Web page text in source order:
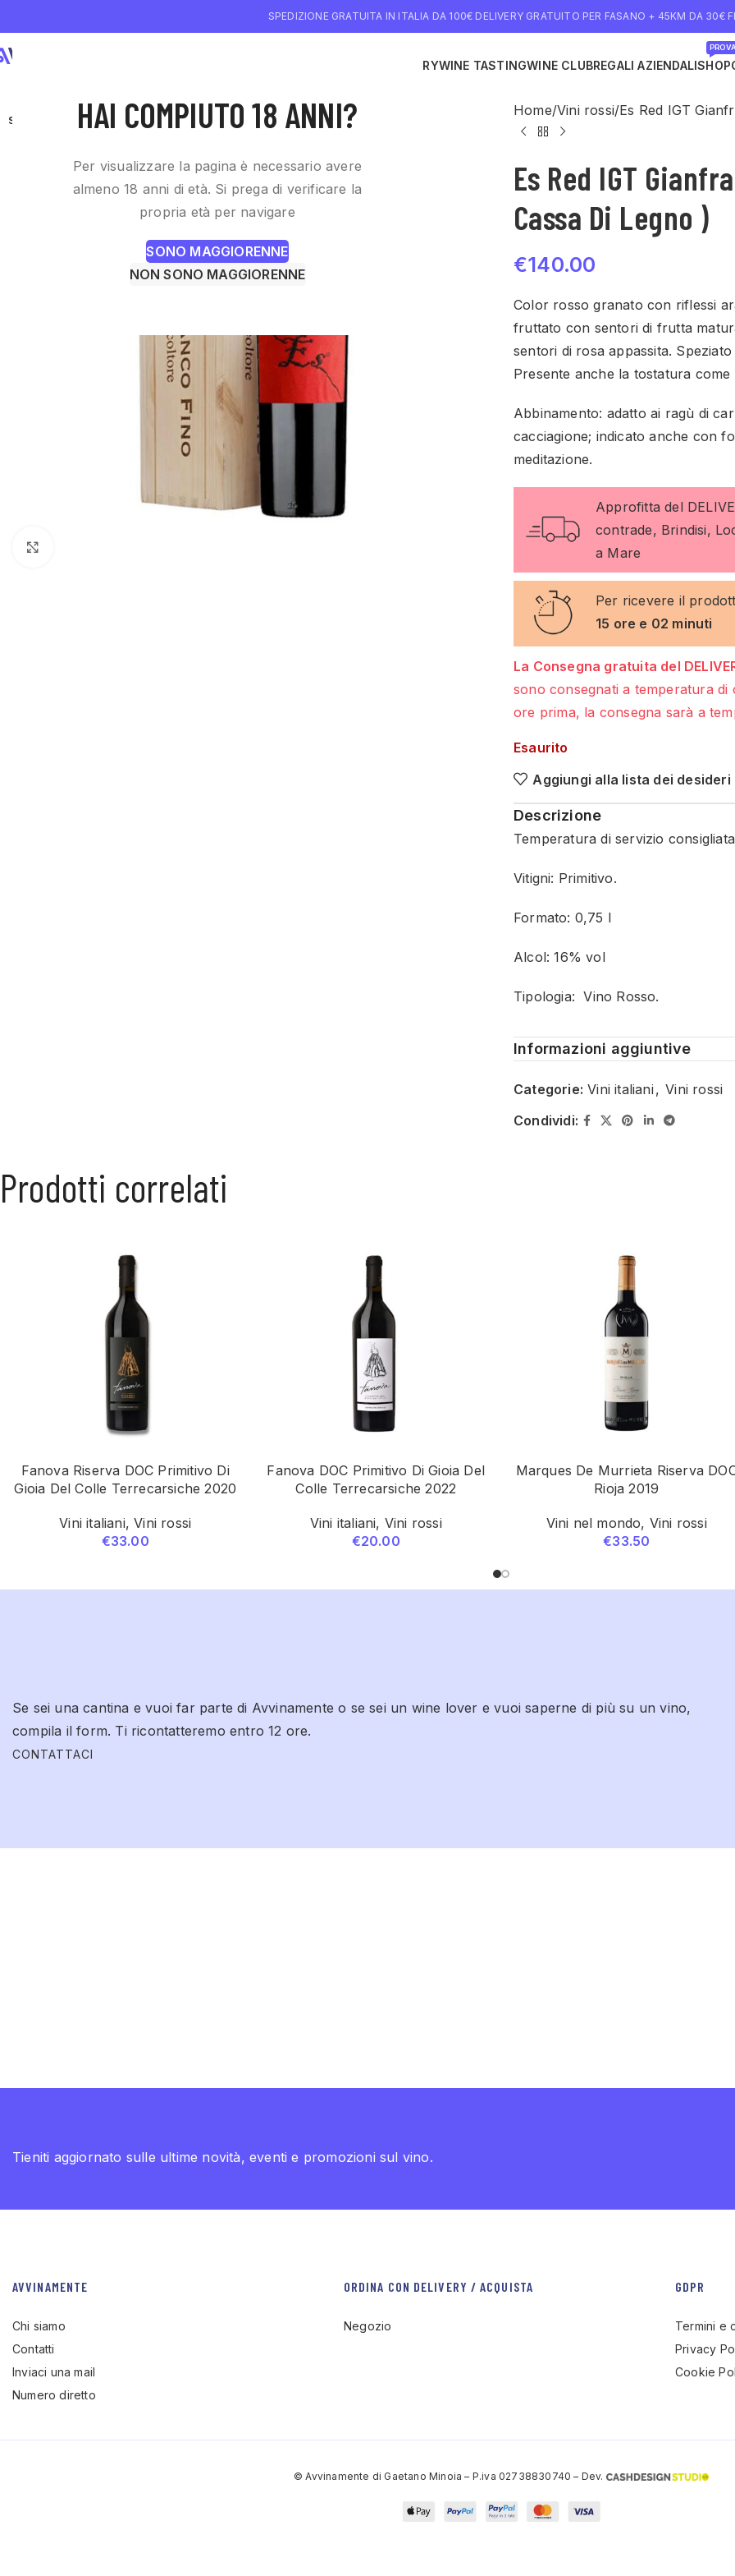
HAI COMPIUTO 18 ANNI?
Per visualizzare la pagina è necessario avere
almeno 18 anni di età. Si prega di verificare la
propria età per navigare
SONO MAGGIORENNE
NON SONO MAGGIORENNE
SPEDIZIONE GRATUITA IN ITALIA DA 100€ DELIVERY GRATUITO PER FASANO + 45KM DA 30€
WINE DELIVERYWINE TASTINGWINE CLUBREGALI AZIENDALISHOP
SOLD OUT
Home Vini rossi Es Red IGT
Es Red IGT
Cassa Di Legno )
€140.00
Color rosso granato con riflessi
fruttato con sentori di frutta
sentori di rosa appassita.
Presente anche la tostatura
Abbinamento: adatto ai ragù di
cacciagione; indicato anche con
meditazione.
Approfitta del
contrade, Brindisi,
a Mare
Per ricevere il
15 ore e 02 minuti
La Consegna gratuita del
sono consegnati a temperatura
ore prima, la consegna sarà a
Esaurito
Aggiungi alla lista dei desideri
Descrizione
Temperatura di servizio
Vitigni: Primitivo.
Formato: 0,75 l
Alcol: 16% vol
Tipologia: Vino Rosso.
Informazioni aggiuntive
Categorie: Vini italiani , Vini rossi
Condividi:
Prodotti correlati
Fanova Riserva DOC Primitivo Di
Gioia Del Colle Terrecarsiche 2020
Vini italiani,Vini rossi
€33.00
Fanova DOC Primitivo Di Gioia Del
Colle Terrecarsiche 2022
Vini italiani, Vini rossi
€20.00
Marques De Murrieta Riserva
Rioja 2019
Vini nel mondo, Vini rossi
€33.50
Se sei una cantina e vuoi far parte di Avvinamente o se sei un wine lover e vuoi saperne di più su un vino,
compila il form. Ti ricontatteremo entro 12 ore.
CONTATTACI
Tieniti aggiornato sulle ultime novità, eventi e promozioni sul vino.
AVVINAMENTE
Chi siamo
Contatti
Inviaci una mail
Numero diretto
ORDINA CON DELIVERY / ACQUISTA
Negozio
GDPR
Termini e
Privacy
Cookie
© Avvinamente di Gaetano Minoia – P.iva 02738830740 – Dev.